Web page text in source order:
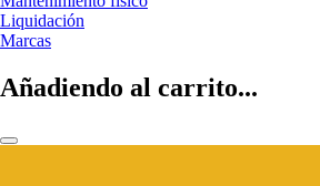
Liquidación
Marcas
Añadiendo al carrito...